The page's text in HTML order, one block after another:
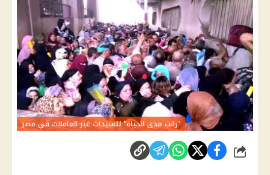
"راتب مدى الحياة" للسيدات غير العاملات في مصر
شارك